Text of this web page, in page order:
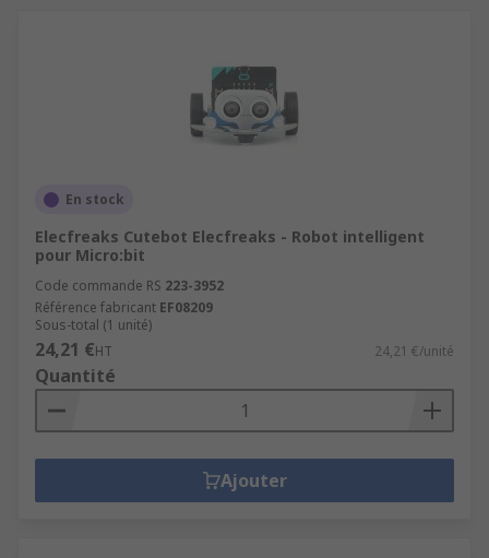
En stock
Elecfreaks Cutebot Elecfreaks - Robot intelligent
pour Micro:bit
Code commande RS 223-3952
Référence fabricant EF08209
Sous-total (1 unité)
24,21 €HT 24,21 €/unité
Quantité
Ajouter